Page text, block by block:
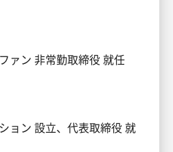
ァン 非常勤取締役 就任
ョン 設立、代表取締役 就